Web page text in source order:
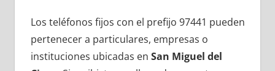
Los teléfonos fijos сοn el prefijo 97441 pueden
pertenecer а particulares, empresas ο
instituciones ubicadas en San Miguel del